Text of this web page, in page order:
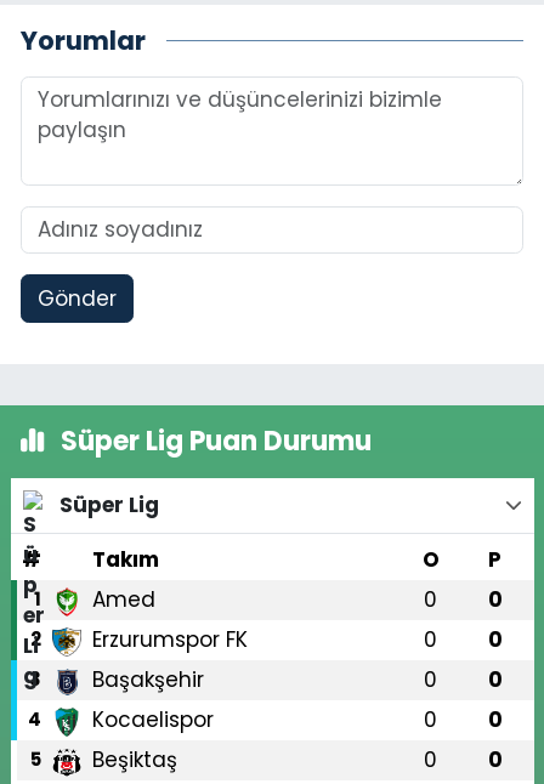
Yorumlar
Gönder
Süper Lig Puan Durumu
Süper Lig
#
Takım O P
1 Amed 0 0
2 Erzurumspor FK 0 0
3 Başakşehir 0 0
4 Kocaelispor 0 0
5 Beşiktaş 0 0